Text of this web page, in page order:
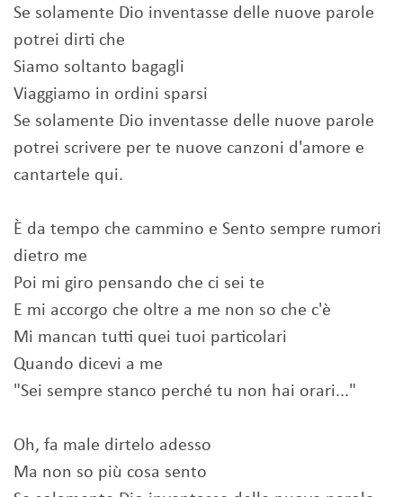
Se solamente Dio inventasse delle nuove parole
potrei dirti che
Siamo soltanto bagagli
Viaggiamo in ordini sparsi
Se solamente Dio inventasse delle nuove parole
potrei scrivere per te nuove canzoni d'amore e
cantartele qui.
È da tempo che cammino e Sento sempre rumori
dietro me
Poi mi giro pensando che ci sei te
E mi accorgo che oltre a me non so che c'è
Mi mancan tutti quei tuoi particolari
Quando dicevi a me
"Sei sempre stanco perché tu non hai orari..."
Oh, fa male dirtelo adesso
Ma non so più cosa sento